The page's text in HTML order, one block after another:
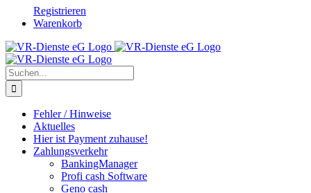
Registrieren
Warenkorb
Suche
nach:
Fehler / Hinweise
Aktuelles
Hier ist Payment zuhause!
Zahlungsverkehr
BankingManager
Profi cash Software
Geno cash